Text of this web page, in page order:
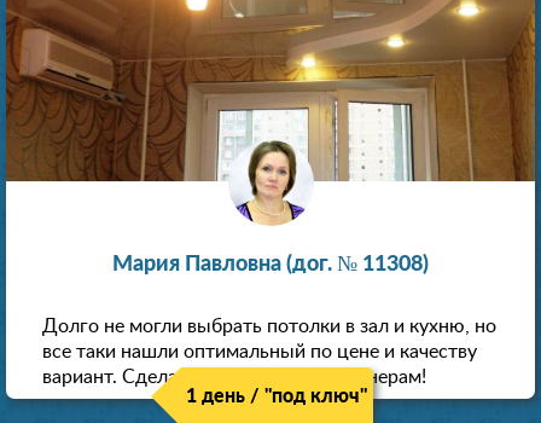
Мария Павловна (дог. № 11308)
Долго не могли выбрать потолки в зал и кухню, но
все таки нашли оптимальный по цене и качеству
вариант. Сделали скидку как пенсионерам!
1 день / "под ключ"